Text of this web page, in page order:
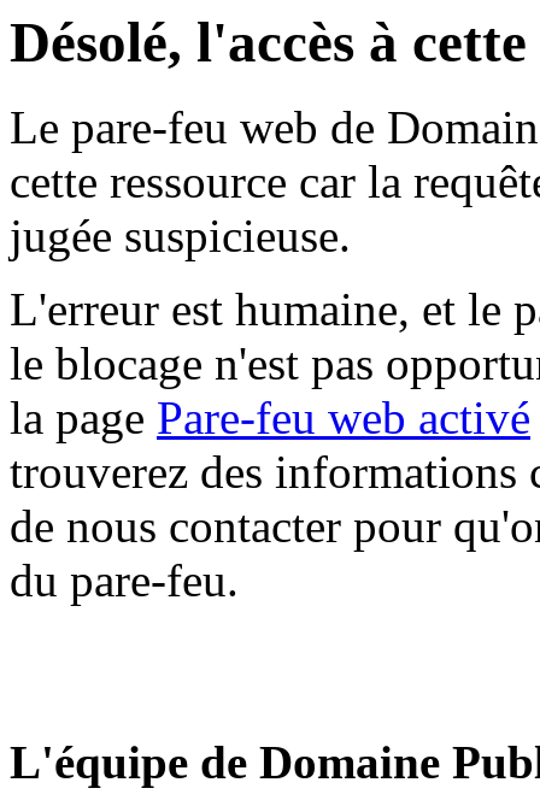
Désolé, l'accès à
Le pare-feu web de
cette ressource car la
jugée suspicieuse.
L'erreur est humaine, et le
le blocage n'est pas
la page Pare-feu web activé
trouverez des informations
de nous contacter pour
du pare-feu.
L'équipe de Domaine